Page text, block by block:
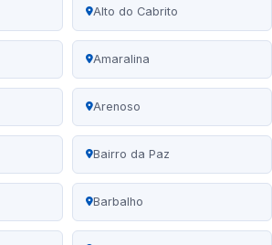
Alto do Cabrito
Amaralina
Arenoso
Bairro da Paz
Barbalho